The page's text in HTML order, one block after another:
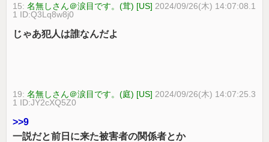
15:名無しさん＠涙目です。(茸) [US] 2024/09/26(木) 14:07:08.1
1 ID:Q3Lq8w8j0
じゃあ犯人は誰なんだよ
19:名無しさん＠涙目です。(庭) [US] 2024/09/26(木) 14:07:25.3
1 ID:JY2cXQ5Z0
>>9
一説だと前日に来た被害者の関係者とか